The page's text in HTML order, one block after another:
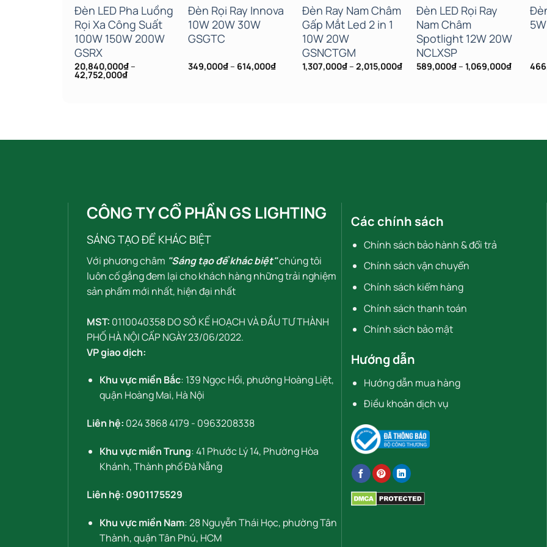
Đèn LED Pha Luồng
Rọi Xa Công Suất
100W 150W 200W
GSRX
20,840,000₫–
42,752,000₫Khoảng
Đèn Rọi Ray Innova
10W 20W 30W
GSGTC
349,000₫– 614,000₫Khoảng
Đèn Ray Nam Châm
Gấp Mắt Led 2 in 1
10W 20W
GSNCTGM
1,307,000₫– 2,015,000₫Khoảng
Đèn LED Rọi Ray
Nam Châm
Spotlight 12W 20W
NCLXSP
589,000₫– 1,069,000₫Khoảng
Khoảng
CÔNG TY CỔ PHẦN GS LIGHTING
SÁNG TẠO ĐỂ KHÁC BIỆT
Với phương châm "Sáng tạo để khác biệt"chúng tôi
luôn cố gắng đem lại cho khách hàng những trải nghiệm
sản phẩm mới nhất, hiện đại nhất
MST: 0110040358 DO SỞ KẾ HOẠCH VÀ ĐẦU TƯ THÀNH
PHỐ HÀ NỘI CẤP NGÀY 23/06/2022.
VP giao dịch:
Khu vực miền Bắc: 139 Ngọc Hồi, phường Hoàng Liệt,
quận Hoàng Mai, Hà Nội
Liên hệ: 024 3868 4179 - 0963208338
Khu vực miền Trung: 41 Phước Lý 14, Phường Hòa
Khánh, Thành phố Đà Nẵng
Liên hệ: 0901175529
Khu vực miền Nam: 28 Nguyễn Thái Học, phường Tân
Thành, quận Tân Phú, HCM
Các chính sách
Chính sách bảo hành & đổi trả
Chính sách vận chuyển
Chính sách kiểm hàng
Chính sách thanh toán
Chính sách bảo mật
Hướng dẫn
Hướng dẫn mua hàng
Điều khoản dịch vụ